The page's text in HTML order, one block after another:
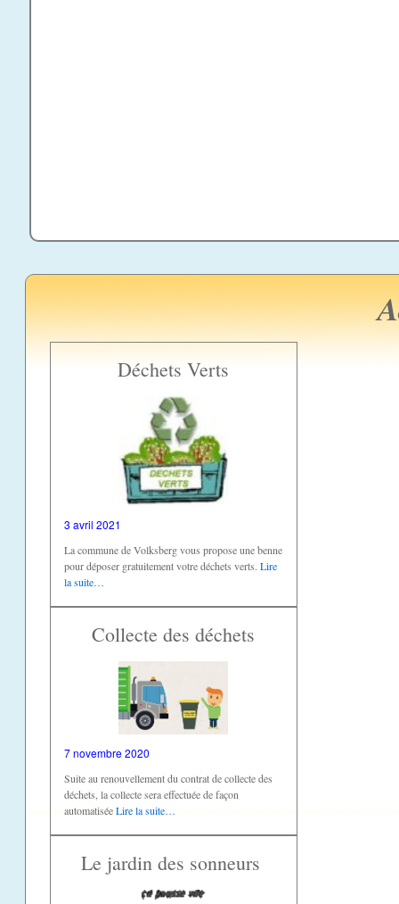
Déchets Verts
3 avril 2021
La commune de Volksberg vous propose une benne
pour déposer gratuitement votre déchets verts. Lire
la suite…
Collecte des déchets
7 novembre 2020
Suite au renouvellement du contrat de collecte des
déchets, la collecte sera effectuée de façon
automatiséeLire la suite…
Le jardin des sonneurs